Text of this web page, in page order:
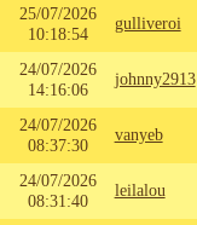
25/07/2026
10:18:54
gulliveroi
24/07/2026
14:16:06
johnny2913
24/07/2026
08:37:30
vanyeb
24/07/2026
08:31:40
leilalou